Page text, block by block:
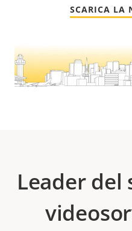
SCARICA LA
Leader del